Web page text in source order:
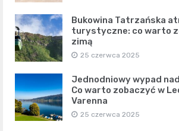
Bukowina Tatrzańska
turystyczne: co warto
zimą
25 czerwca 2025
Jednodniowy wypad
Co warto zobaczyć w
Varenna
25 czerwca 2025